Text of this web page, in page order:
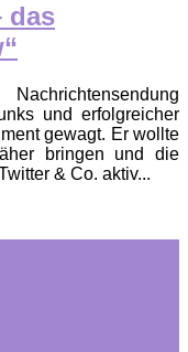
das
und erfolgreicher
gewagt. Er wollte
bringen und die
& Co. aktiv...